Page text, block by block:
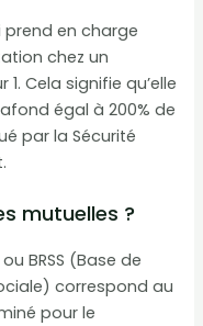
prend en charge
chez un
Cela signifie qu’elle
égal à 200% de
par la Sécurité
mutuelles ?
BRSS (Base de
correspond au
pour le